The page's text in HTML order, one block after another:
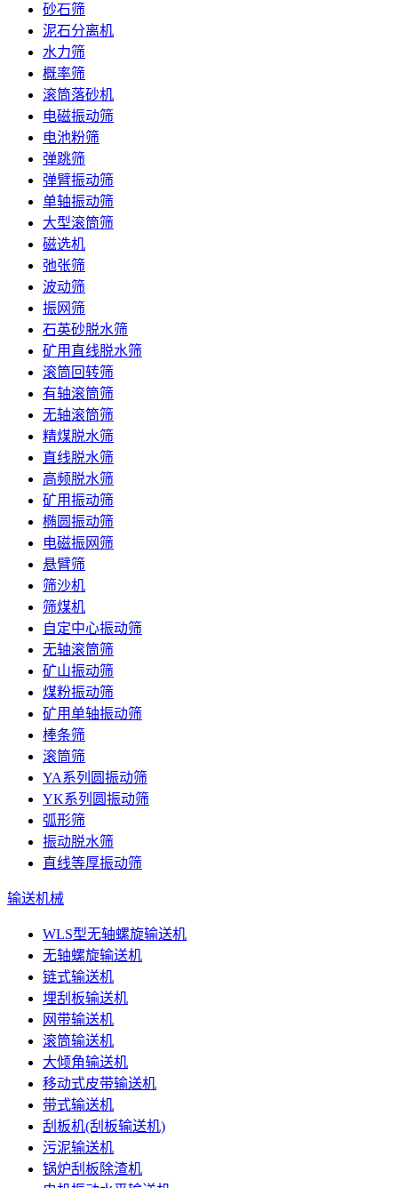
砂石筛
泥石分离机
水力筛
概率筛
滚筒落砂机
电磁振动筛
电池粉筛
弹跳筛
弹臂振动筛
单轴振动筛
大型滚筒筛
磁选机
弛张筛
波动筛
振网筛
石英砂脱水筛
矿用直线脱水筛
滚筒回转筛
有轴滚筒筛
无轴滚筒筛
精煤脱水筛
直线脱水筛
高频脱水筛
矿用振动筛
椭圆振动筛
电磁振网筛
悬臂筛
筛沙机
筛煤机
自定中心振动筛
无轴滚筒筛
矿山振动筛
煤粉振动筛
矿用单轴振动筛
棒条筛
滚筒筛
YA系列圆振动筛
YK系列圆振动筛
弧形筛
振动脱水筛
直线等厚振动筛
输送机械
WLS型无轴螺旋输送机
无轴螺旋输送机
链式输送机
埋刮板输送机
网带输送机
滚筒输送机
大倾角输送机
移动式皮带输送机
带式输送机
刮板机(刮板输送机)
污泥输送机
锅炉刮板除渣机